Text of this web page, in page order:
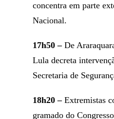
concentra em parte
Nacional.
17h50 –De
Lula decreta
Secretaria de
18h20 –Extremistas
gramado do